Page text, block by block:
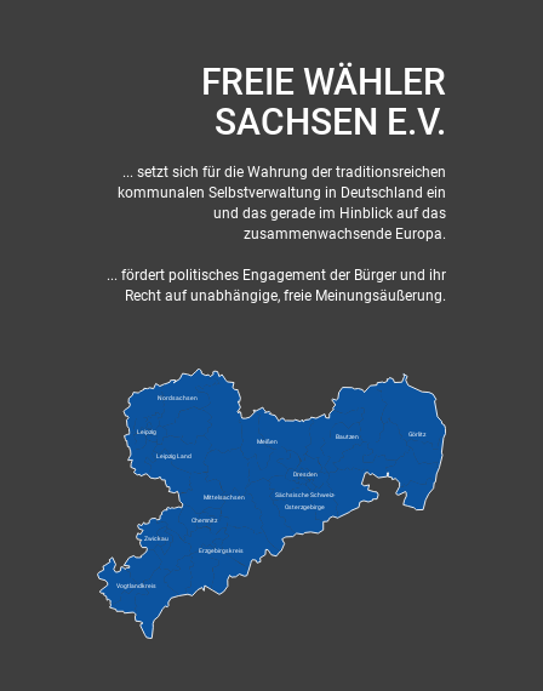
FREIE WÄHLER
SACHSEN E.V.
... setzt sich für die Wahrung der traditionsreichen
kommunalen Selbstverwaltung in Deutschland ein
und das gerade im Hinblick auf das
zusammenwachsende Europa.
... fördert politisches Engagement der Bürger und ihr
Recht auf unabhängige, freie Meinungsäußerung.
Bautzen Görlitz
Leipzig
Leipzig Land
Meißen
Erzgebirgskreis
Mittelsachsen
Nordsachsen
Osterzgebirge
Sächsische Schweiz-
Vogtlandkreis
Zwickau
Dresden
Chemnitz